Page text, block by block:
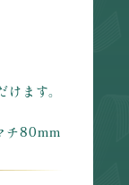
けます。
チ80mm